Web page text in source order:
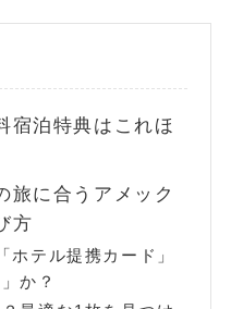
宿泊特典はこれほ
旅に合うアメック
方
ホテル提携カード」
か？